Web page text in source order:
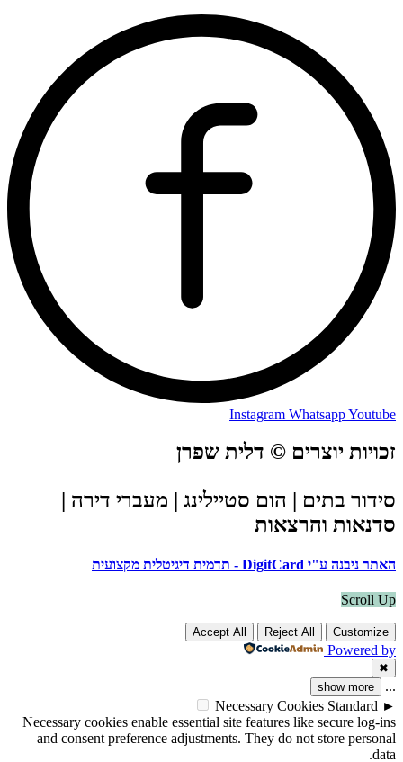
Instagram WhatsappYoutube
זכויות יוצרים © דלית שפרן
סידור בתים | הום סטיילינג | מעברי דירה |
סדנאות והרצאות
האתר ניבנה ע"י DigitCard - תדמית דיגיטלית מקצועית
Scroll Up
Customize
Reject All
Accept All
Powered by
✖
...
show more
►
Necessary Cookies Standard
Necessary cookies enable essential site features like secure log-ins
and consent preference adjustments. They do not store personal
data.